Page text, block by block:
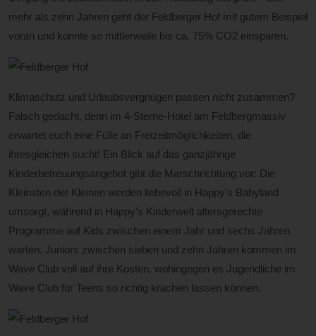
mehr als zehn Jahren geht der Feldberger Hof mit gutem Beispiel
voran und konnte so mittlerweile bis ca. 75% CO2 einsparen.
Klimaschutz und Urlaubsvergnügen passen nicht zusammen?
Falsch gedacht, denn im 4-Sterne-Hotel am Feldbergmassiv
erwartet euch eine Fülle an Freizeitmöglichkeiten, die
ihresgleichen sucht! Ein Blick auf das ganzjährige
Kinderbetreuungsangebot gibt die Marschrichtung vor: Die
Kleinsten der Kleinen werden liebevoll in Happy's Babyland
umsorgt, während in Happy’s Kinderwelt altersgerechte
Programme auf Kids zwischen einem Jahr und sechs Jahren
warten. Juniors zwischen sieben und zehn Jahren kommen im
Wave Club voll auf ihre Kosten, wohingegen es Jugendliche im
Wave Club für Teens so richtig krachen lassen können.